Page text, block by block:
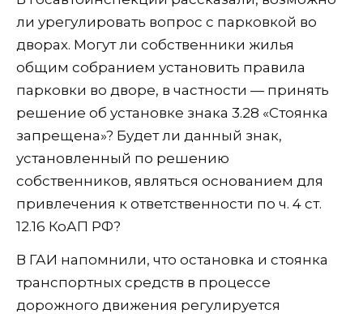
ли урегулировать вопрос с парковкой во
дворах. Могут ли собственники жилья
общим собранием установить правила
парковки во дворе, в частности — принять
решение об установке знака 3.28 «Стоянка
запрещена»? Будет ли данный знак,
установленный по решению
собственников, являться основанием для
привлечения к ответственности по ч. 4 ст.
12.16 КоАП РФ?
В ГАИ напомнили, что остановка и стоянка
транспортных средств в процессе
дорожного движения регулируется